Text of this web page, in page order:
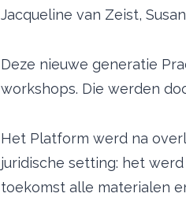
Jacqueline van Zeist,
Deze nieuwe generatie
workshops. Die werden
Het Platform werd na
juridische setting: het
toekomst alle materialen